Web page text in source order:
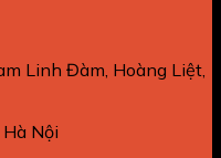
Linh Đàm, Hoàng Liệt,
Nội